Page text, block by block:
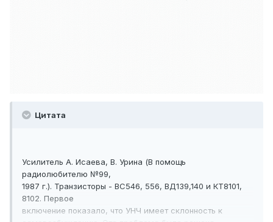
Цитата
Усилитель А. Исаева, В. Урина (В помощь
радиолюбителю №99,
1987 г.). Транзисторы - ВС546, 556, ВД139,140 и КТ8101,
8102. Первое
включение показало, что УНЧ имеет склонность к